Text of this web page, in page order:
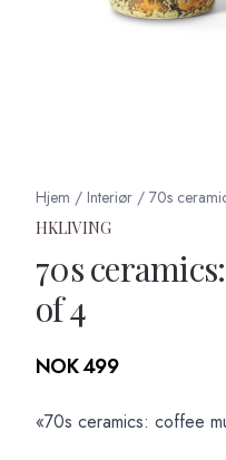
Hjem / Interiør / 70s
HKLIVING
70s
of 4
Produktdetaljer
NOK 499
Description
«70s ceramics: coffee